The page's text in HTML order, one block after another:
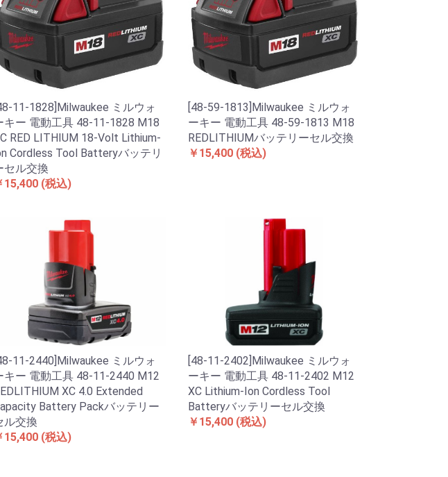
11-1828]Milwaukee ミルウォ
キー 電動工具 48-11-1828 M18
RED LITHIUM 18-Volt Lithium-
Cordless Tool Batteryバッテリ
セル交換
15,400 (税込)
[48-59-1813]Milwaukee ミルウォ
ーキー 電動工具 48-59-1813 M18
REDLITHIUMバッテリーセル交換
￥15,400 (税込)
11-2440]Milwaukee ミルウォ
キー 電動工具 48-11-2440 M12
XC 4.0 Extended
Battery Packバッテリー
ル交換
15,400 (税込)
[48-11-2402]Milwaukee ミルウォ
ーキー 電動工具 48-11-2402 M12
XC Lithium-Ion Cordless Tool
Batteryバッテリーセル交換
￥15,400 (税込)